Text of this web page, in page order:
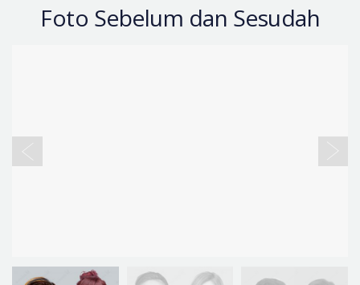
Foto Sebelum dan Sesudah